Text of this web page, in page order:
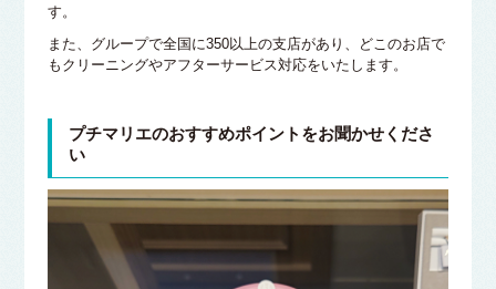
す。
また、グループで全国に350以上の支店があり、どこのお店で
もクリーニングやアフターサービス対応をいたします。
プチマリエのおすすめポイントをお聞かせくださ
い